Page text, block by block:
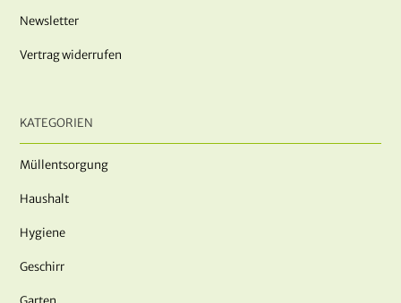
Newsletter
Vertrag widerrufen
KATEGORIEN
Müllentsorgung
Haushalt
Hygiene
Geschirr